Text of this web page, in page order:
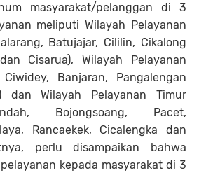
masyarakat/pelanggan di 3
meliputi Wilayah Pelayanan
Batujajar, Cililin, Cikalong
Cisarua), Wilayah Pelayanan
Banjaran, Pangalengan
dan Wilayah Pelayanan Timur
Bojongsoang, Pacet,
Rancaekek, Cicalengka dan
perlu disampaikan bahwa
kepada masyarakat di 3